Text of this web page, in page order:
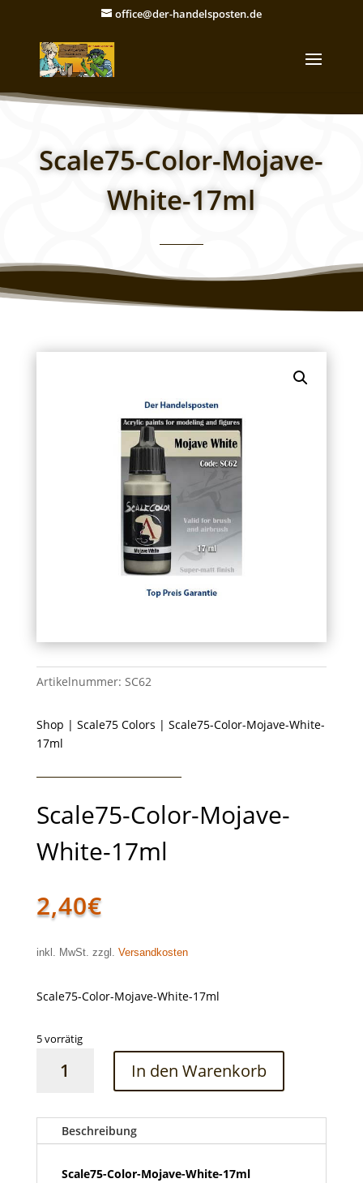
office@der-handelsposten.de
Scale75-Color-Mojave-
White-17ml
Artikelnummer: SC62
Shop | Scale75 Colors | Scale75-Color-Mojave-White-
17ml
Scale75-Color-Mojave-
White-17ml
2,40€
inkl. MwSt. zzgl. Versandkosten
Scale75-Color-Mojave-White-17ml
5 vorrätig
Color-
17ml
In den Warenkorb
Beschreibung
Scale75-Color-Mojave-White-17ml